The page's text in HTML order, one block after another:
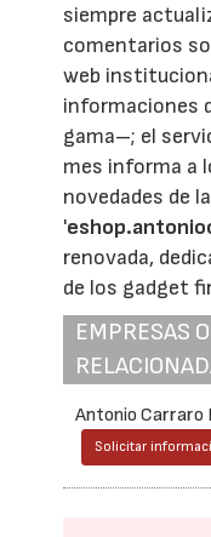
siempre
comentarios
web
informaciones
gama–; el
mes informa a
novedades de
'
renovada,
de los gadget
EMPRESAS
Antonio Carraro
Solicitar